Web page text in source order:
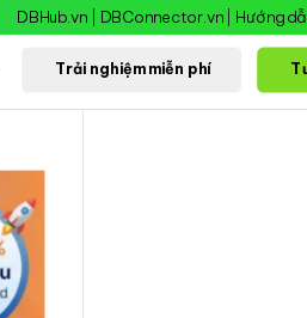
DBHub.vn DBConnector.vn| Hướng
Trải nghiệm miễn phí